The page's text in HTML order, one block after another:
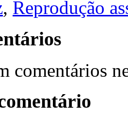
, Reprodução
comentários